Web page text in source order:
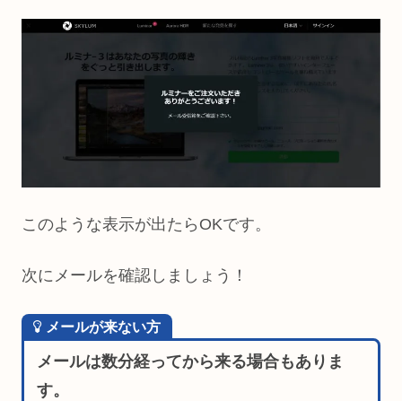
このような表示が出たらOKです。
次にメールを確認しましょう！
メールが来ない方
メールは数分経ってから来る場合もありま
す。